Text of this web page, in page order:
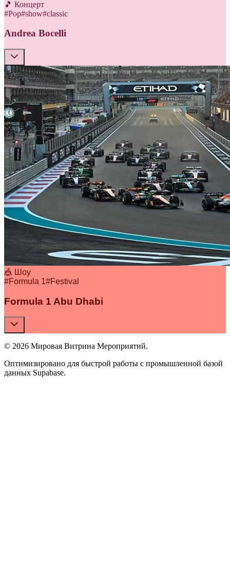
🎵 Концерт
#Pop#show#classic
Andrea Bocelli
🎪 Шоу
#Formula 1#Festival
Formula 1 Abu Dhabi
© 2026 Мировая Витрина Мероприятий.
Оптимизировано для быстрой работы с промышленной базой
данных Supabase.